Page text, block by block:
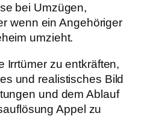
bei Umzügen,
wenn ein Angehöriger
umzieht.
Irrtümer zu entkräften,
und realistisches Bild
und dem Ablauf
Appel zu